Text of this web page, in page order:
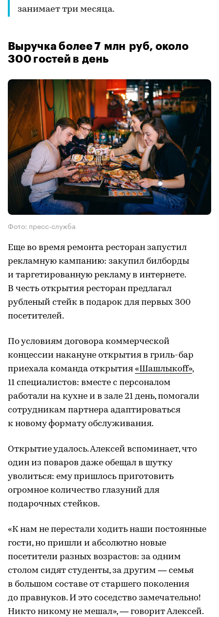
занимает три месяца.
Выручка более 7 млн руб, около
300 гостей в день
Фото: пресс-служба
Еще во время ремонта ресторан запустил
рекламную кампанию: закупил билборды
и таргетированную рекламу в интернете.
В честь открытия ресторан предлагал
рубленый стейк в подарок для первых 300
посетителей.
По условиям договора коммерческой
концессии накануне открытия в гриль-бар
приехала команда открытия «Шашлыкоff»,
11 специалистов: вместе с персоналом
работали на кухне и в зале 21 день, помогали
сотрудникам партнера адаптироваться
к новому формату обслуживания.
Открытие удалось. Алексей вспоминает, что
один из поваров даже обещал в шутку
уволиться: ему пришлось приготовить
огромное количество глазуний для
подарочных стейков.
«К нам не перестали ходить наши постоянные
гости, но пришли и абсолютно новые
посетители разных возрастов: за одним
столом сидят студенты, за другим — семья
в большом составе от старшего поколения
до правнуков. И это соседство замечательно!
Никто никому не мешал», — говорит Алексей.